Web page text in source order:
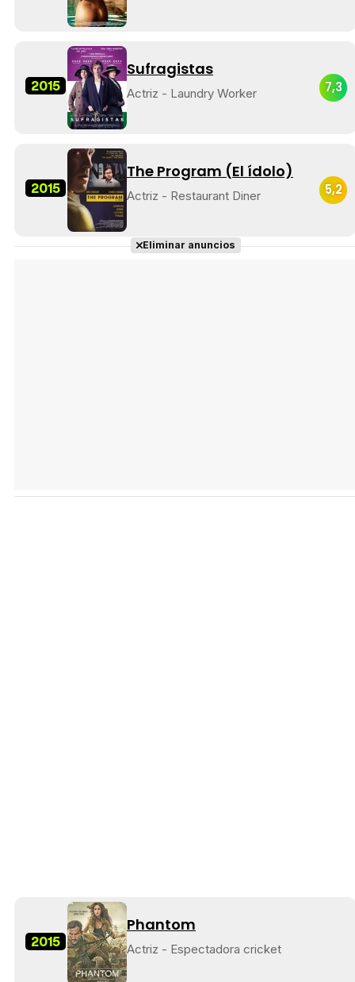
2015
Sufragistas
Actriz - Laundry Worker 7,3
2015
The Program (El ídolo)
Actriz - Restaurant Diner 5,2
Eliminar anuncios
2015
Phantom
Actriz - Espectadora cricket